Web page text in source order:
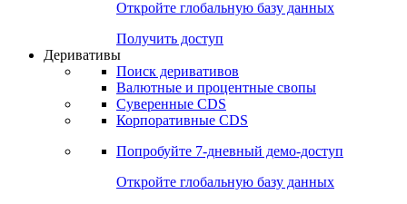
Поиск Mutual Funds
Попробуйте7-дневный
Откройте глобальную базу данных
Получить доступ
Деривативы
Валютные и процентные свопы
Корпоративные CDS